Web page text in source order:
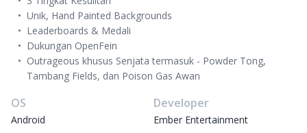
Unik, Hand Painted Backgrounds
Leaderboards & Medali
Dukungan OpenFein
Outrageous khusus Senjata termasuk - Powder Tong,
Tambang Fields, dan Poison Gas Awan
OS
Android
Developer
Ember Entertainment